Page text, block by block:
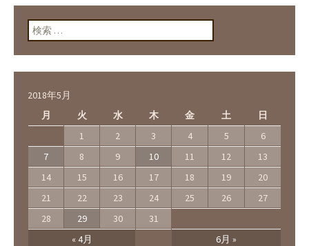
検索:
2018年5月
月
火 水 木 金 土 日
« 4月 6月 »
1 2 3 4 5
6
7
8 9 10 11 12
13
14
15 16 17 18 19
20
21
22 23 24 25 26
27
28
29 30 31